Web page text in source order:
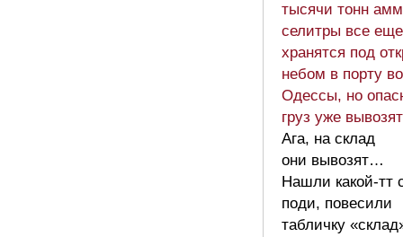
тысячи тонн
селитры все еще
хранятся под
небом в порту
Одессы, но
груз уже
Ага, на склад
они вывозят…
Нашли какой-тт
поди, повесили
табличку